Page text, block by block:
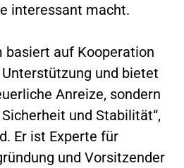
interessant macht.
basiert auf Kooperation
und bietet
Anreize, sondern
und Stabilität“,
Er ist Experte für
und Vorsitzender